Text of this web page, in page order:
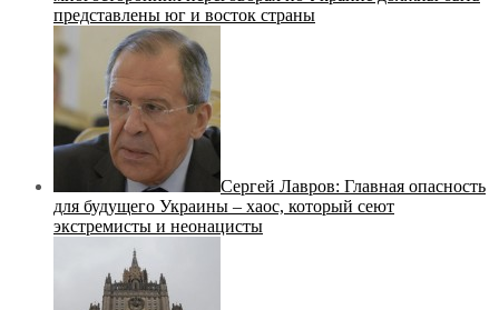
представлены юг и восток страны
Сергей Лавров: Главная опасность
для будущего Украины – хаос, который сеют
экстремисты и неонацисты